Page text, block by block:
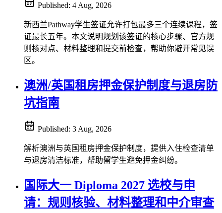
Published: 4 Aug, 2026
新西兰Pathway学生签证允许打包最多三个连续课程，签
证最长五年。本文说明规划该签证的核心步骤、官方规
则核对点、材料整理和提交前检查，帮助你避开常见误
区。
澳洲/英国租房押金保护制度与退房防
坑指南
Published: 3 Aug, 2026
解析澳洲与英国租房押金保护制度，提供入住检查清单
与退房清洁标准，帮助留学生避免押金纠纷。
国际大一 Diploma 2027 选校与申
请：规则核验、材料整理和中介审查